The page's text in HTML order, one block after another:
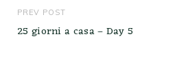
PREV POST
25 giorni a casa – Day 5